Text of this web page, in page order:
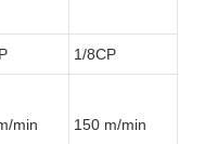
1/8CP
min 150 m/min